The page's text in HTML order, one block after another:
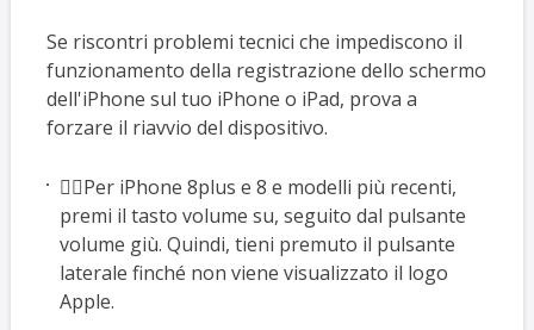
Se riscontri problemi tecnici che impediscono il
funzionamento della registrazione dello schermo
dell'iPhone sul tuo iPhone o iPad, prova a
forzare il riavvio del dispositivo.
🙇‍♀️Per iPhone 8plus e 8 e modelli più recenti,
premi il tasto volume su, seguito dal pulsante
volume giù. Quindi, tieni premuto il pulsante
laterale finché non viene visualizzato il logo
Apple.